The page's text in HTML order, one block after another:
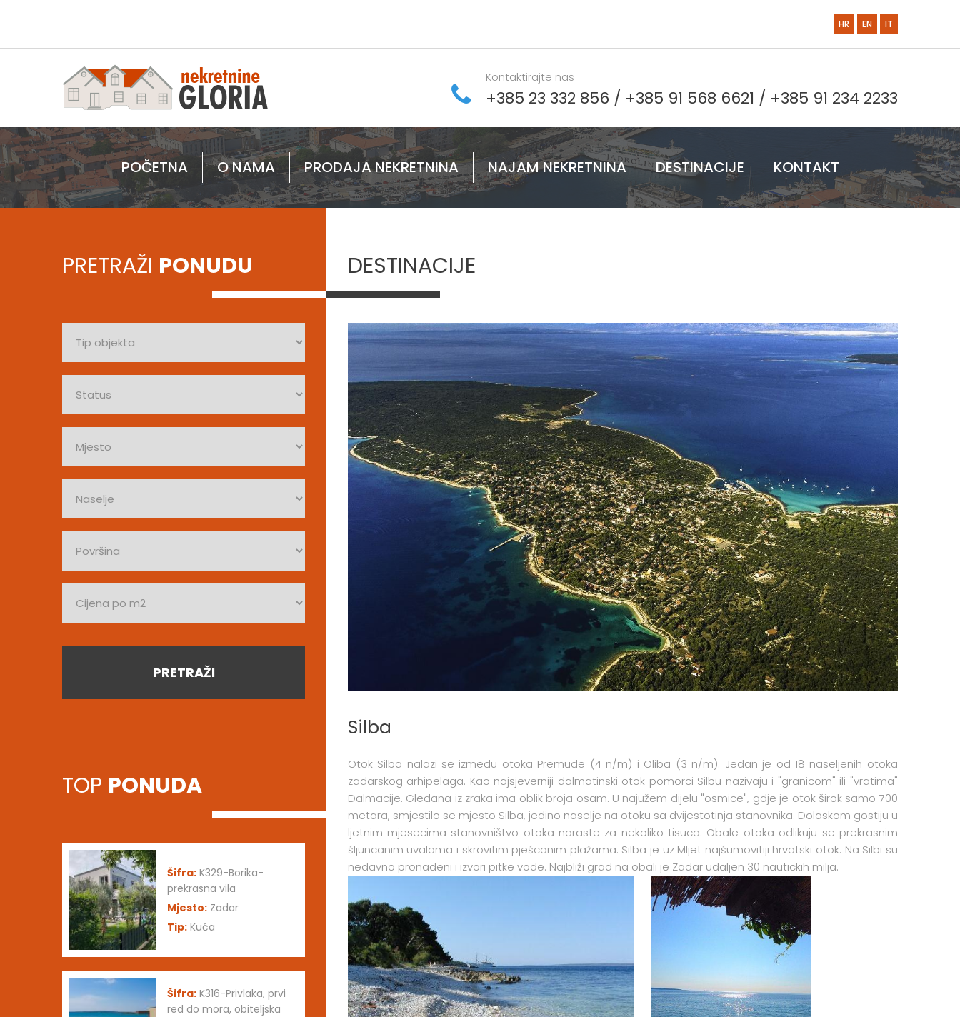
HR EN IT
Kontaktirajte nas
+385 23 332 856 / +385 91 568 6621 / +385 91 234 2233
POČETNA O NAMA PRODAJA NEKRETNINA NAJAM NEKRETNINA DESTINACIJE KONTAKT
PRETRAŽI PONUDU
PRETRAŽI
TOP PONUDA
Šifra: K329-Borika-
prekrasna vila
Mjesto: Zadar
Tip: Kuća
Šifra: K316-Privlaka, prvi
red do mora, obiteljska
DESTINACIJE
Silba
Otok Silba nalazi se izmedu otoka Premude (4 n/m) i Oliba (3 n/m). Jedan je od 18 naseljenih otoka
zadarskog arhipelaga. Kao najsjeverniji dalmatinski otok pomorci Silbu nazivaju i "granicom" ili "vratima"
Dalmacije. Gledana iz zraka ima oblik broja osam. U najužem dijelu "osmice", gdje je otok širok samo 700
metara, smjestilo se mjesto Silba, jedino naselje na otoku sa dvijestotinja stanovnika. Dolaskom gostiju u
ljetnim mjesecima stanovništvo otoka naraste za nekoliko tisuca. Obale otoka odlikuju se prekrasnim
šljuncanim uvalama i skrovitim pješcanim plažama. Silba je uz Mljet najšumovitiji hrvatski otok. Na Silbi su
nedavno pronadeni i izvori pitke vode. Najbliži grad na obali je Zadar udaljen 30 nautickih milja.